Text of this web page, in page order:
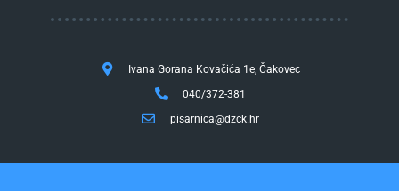
Ivana Gorana Kovačića 1e, Čakovec
040/372-381
pisarnica@dzck.hr